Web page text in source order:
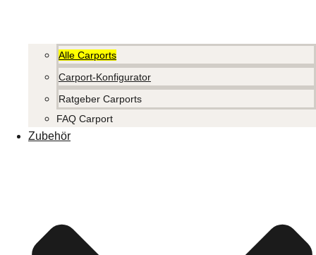
Alle Carports
Carport-Konfigurator
Ratgeber Carports
FAQ Carport
Zubehör